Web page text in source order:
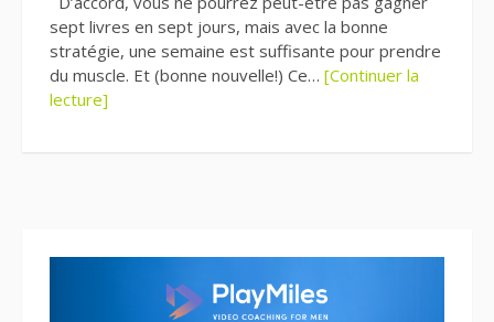
sept livres en sept jours, mais avec la bonne
stratégie, une semaine est suffisante pour prendre
du muscle. Et (bonne nouvelle!) Ce… [Continuer la
lecture]